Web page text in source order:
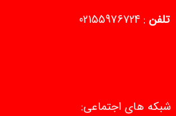
تلفن :
02155976724
شبکه های اجتماعی: